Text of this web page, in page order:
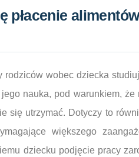
płacenie
rodziców wobec dziecka
jego nauka, pod warunkiem,
się utrzymać. Dotyczy to
większego
dziecku podjęcie pracy